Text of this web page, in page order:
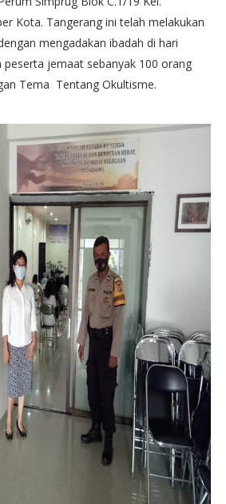
Kota. Tangerang ini telah melakukan
mengadakan ibadah di hari
jemaat sebanyak 100 orang
Tema Tentang Okultisme.